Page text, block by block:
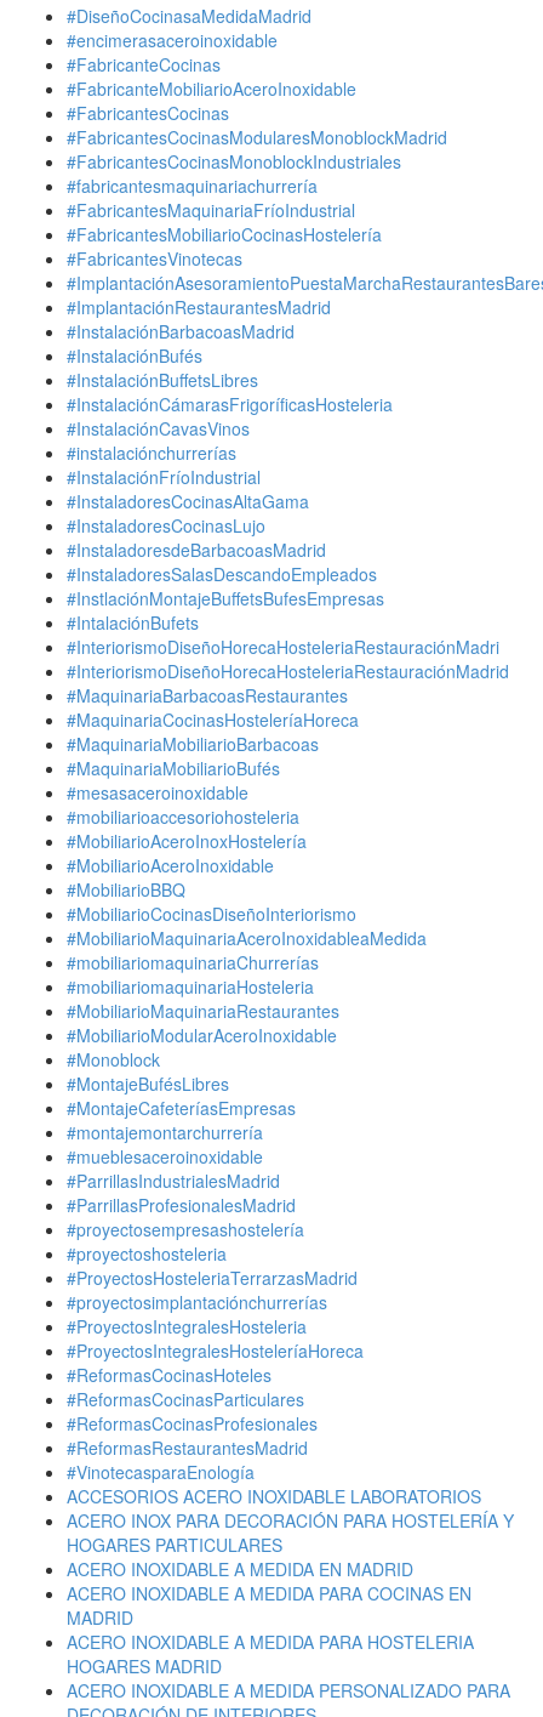
#DiseñoCocinasaMedidaMadrid
#encimerasaceroinoxidable
#FabricanteCocinas
#FabricanteMobiliarioAceroInoxidable
#FabricantesCocinas
#FabricantesCocinasModularesMonoblockMadrid
#FabricantesCocinasMonoblockIndustriales
#fabricantesmaquinariachurrería
#FabricantesMaquinariaFríoIndustrial
#FabricantesMobiliarioCocinasHostelería
#FabricantesVinotecas
#ImplantaciónRestaurantesMadrid
#InstalaciónBarbacoasMadrid
#InstalaciónBufés
#InstalaciónBuffetsLibres
#InstalaciónCámarasFrigoríficasHosteleria
#InstalaciónCavasVinos
#instalaciónchurrerías
#InstalaciónFríoIndustrial
#InstaladoresCocinasAltaGama
#InstaladoresCocinasLujo
#InstaladoresdeBarbacoasMadrid
#InstaladoresSalasDescandoEmpleados
#InstlaciónMontajeBuffetsBufesEmpresas
#IntalaciónBufets
#InteriorismoDiseñoHorecaHosteleriaRestauraciónMadri
#InteriorismoDiseñoHorecaHosteleriaRestauraciónMadrid
#MaquinariaBarbacoasRestaurantes
#MaquinariaCocinasHosteleríaHoreca
#MaquinariaMobiliarioBarbacoas
#MaquinariaMobiliarioBufés
#mesasaceroinoxidable
#mobiliarioaccesoriohosteleria
#MobiliarioAceroInoxHostelería
#MobiliarioAceroInoxidable
#MobiliarioBBQ
#MobiliarioCocinasDiseñoInteriorismo
#MobiliarioMaquinariaAceroInoxidableaMedida
#mobiliariomaquinariaChurrerías
#mobiliariomaquinariaHosteleria
#MobiliarioMaquinariaRestaurantes
#MobiliarioModularAceroInoxidable
#Monoblock
#MontajeBufésLibres
#MontajeCafeteríasEmpresas
#montajemontarchurrería
#mueblesaceroinoxidable
#ParrillasIndustrialesMadrid
#ParrillasProfesionalesMadrid
#proyectosempresashostelería
#proyectoshosteleria
#ProyectosHosteleriaTerrarzasMadrid
#proyectosimplantaciónchurrerías
#ProyectosIntegralesHosteleria
#ProyectosIntegralesHosteleríaHoreca
#ReformasCocinasHoteles
#ReformasCocinasParticulares
#ReformasCocinasProfesionales
#ReformasRestaurantesMadrid
#VinotecasparaEnología
ACCESORIOS ACERO INOXIDABLE LABORATORIOS
ACERO INOX PARA DECORACIÓN PARA HOSTELERÍA Y
HOGARES PARTICULARES
ACERO INOXIDABLE A MEDIDA EN MADRID
ACERO INOXIDABLE A MEDIDA PARA COCINAS EN
MADRID
ACERO INOXIDABLE A MEDIDA PARA HOSTELERIA
HOGARES MADRID
ACERO INOXIDABLE A MEDIDA PERSONALIZADO PARA